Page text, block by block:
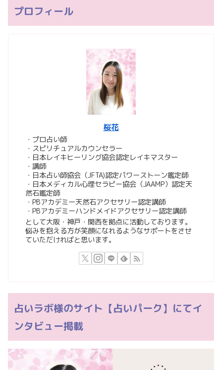
プロフィール
桜花
・プロ占い師
・スピリチュアルカウンセラー
・日本レイキヒーリング協会認定レイキマスター
・講師
・日本占い師協会（JFTA)認定パワーストーン鑑定師
・日本メディカル心理セラピー協会（JAAMP）認定天
然石鑑定師
・PBアカデミー天然石アクセサリー認定講師
・PBアカデミーハンドメイドアクセサリー認定講師
として大阪・神戸・関西を拠点に活動しております。
悩みを抱える方が笑顔になれるようなサポートをさせ
ていただければと思います。
占いラボ様のサイト【占いパーク】にてイ
ンタビュー掲載